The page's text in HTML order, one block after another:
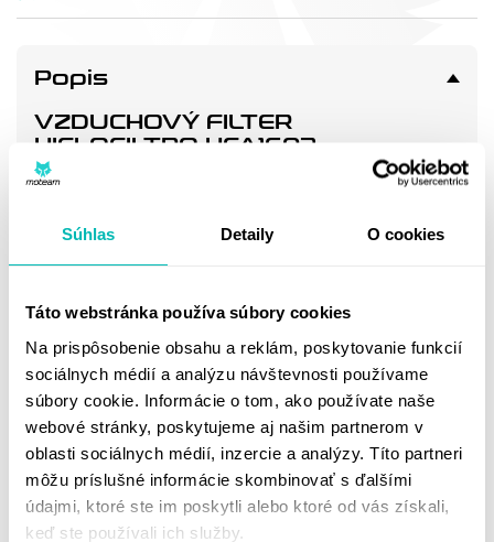
Súhlas Detaily O cookies
Táto webstránka používa súbory cookies
Na prispôsobenie obsahu a reklám, poskytovanie funkcií
sociálnych médií a analýzu návštevnosti používame
súbory cookie. Informácie o tom, ako používate naše
webové stránky, poskytujeme aj našim partnerom v
oblasti sociálnych médií, inzercie a analýzy. Títo partneri
môžu príslušné informácie skombinovať s ďalšími
údajmi, ktoré ste im poskytli alebo ktoré od vás získali,
keď ste používali ich služby.
Popis
VZDUCHOVÝ FILTER
HIFLOFILTRO HFA1603
Vzduchový filtr - náhrada OEM (17210-MBW-000)
Doprava a vrátenie
MOHLO BY SA VÁM
PÁČIŤ
PODOBNÉ PRODUKTY